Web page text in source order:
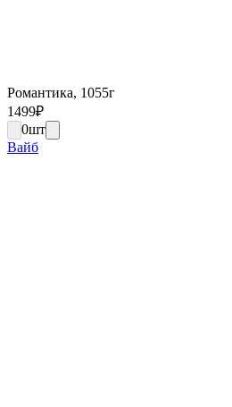
Романтика, 1055г
1499₽
0шт
Вайб